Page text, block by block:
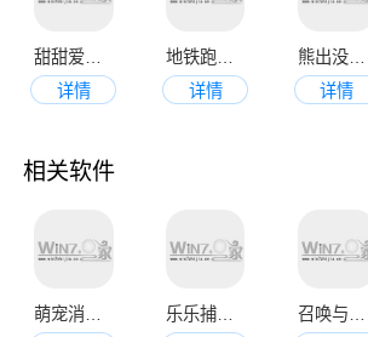
甜甜爱消除
详情
详情
熊出没机甲熊大2
详情
相关软件
萌宠消消乐
乐乐捕鱼最新版
召唤与合成2